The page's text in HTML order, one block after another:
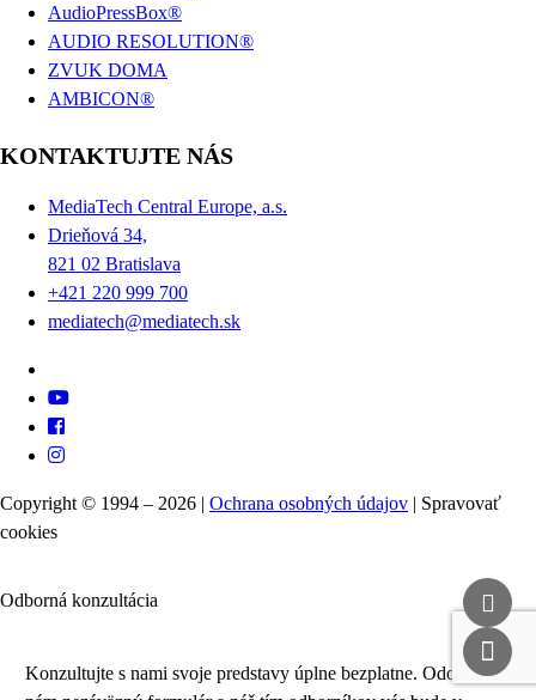
AudioPressBox®
AUDIO RESOLUTION®
ZVUK DOMA
AMBICON®
KONTAKTUJTE NÁS
MediaTech Central Europe, a.s.
Drieňová 34,
821 02 Bratislava
+421 220 999 700
mediatech@mediatech.sk
Copyright © 1994 – 2026 | Ochrana osobných údajov | Spravovať
cookies
Odborná konzultácia
Konzultujte s nami svoje predstavy úplne bezplatne. Odošlite